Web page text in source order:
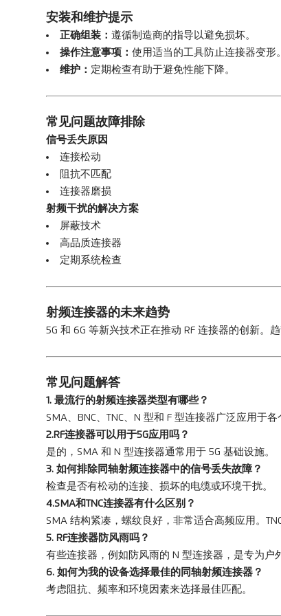
安装和维护提示
正确组装：遵循制造商的指导以避免损坏。
操作注意事项：使用适当的工具防止连接器变形。
维护： 定期检查有助于避免性能下降。
常见问题故障排除
信号丢失原因
连接松动
阻抗不匹配
连接器磨损
射频干扰的解决方案
屏蔽技术
高品质连接器
定期系统检查
射频连接器的未来趋势
5G 和 6G 等新兴技术正在推动 RF 连接器的创新。
常见问题解答
1. 最流行的射频连接器类型有哪些？
SMA、BNC、TNC、N 型和 F 型连接器广泛应用于各
2.RF连接器可以用于5G应用吗？
是的，SMA 和 N 型连接器通常用于 5G 基础设施。
3. 如何排除同轴射频连接器中的信号丢失故障？
检查是否有松动的连接、损坏的电缆或环境干扰。
4.SMA和TNC连接器有什么区别？
SMA 结构紧凑，螺纹良好，非常适合高频应用。
5. RF连接器防风雨吗？
有些连接器，例如防风雨的 N 型连接器，是专为户
6. 如何为我的设备选择最佳的同轴射频连接器？
考虑阻抗、频率和环境因素来选择最佳匹配。